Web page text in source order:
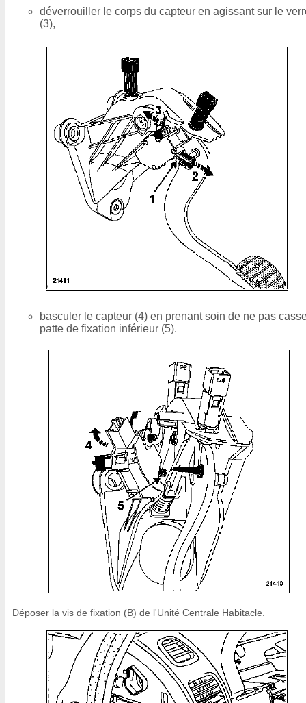
déverrouiller le corps du capteur en agissant sur le
(3),
basculer le capteur (4) en prenant soin de ne pas
patte de fixation inférieur (5).
Déposer la vis de fixation (B) de l'Unité Centrale Habitacle.